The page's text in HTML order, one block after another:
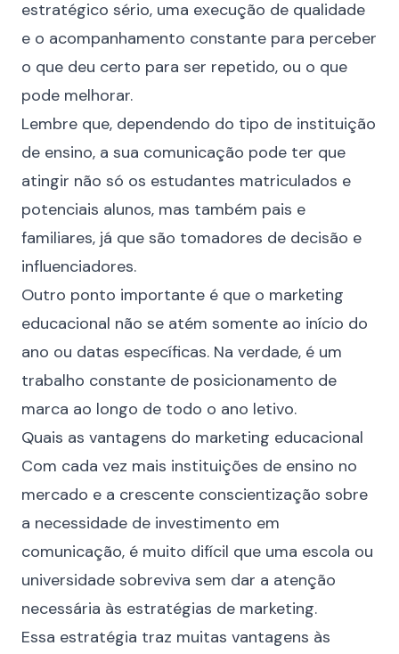
estratégico sério, uma execução de qualidade
e o acompanhamento constante para perceber
o que deu certo para ser repetido, ou o que
pode melhorar.
Lembre que, dependendo do tipo de instituição
de ensino, a sua comunicação pode ter que
atingir não só os estudantes matriculados e
potenciais alunos, mas também pais e
familiares, já que são tomadores de decisão e
influenciadores.
Outro ponto importante é que o marketing
educacional não se atém somente ao início do
ano ou datas específicas. Na verdade, é um
trabalho constante de posicionamento de
marca ao longo de todo o ano letivo.
Quais as vantagens do marketing educacional
Com cada vez mais instituições de ensino no
mercado e a crescente conscientização sobre
a necessidade de investimento em
comunicação, é muito difícil que uma escola ou
universidade sobreviva sem dar a atenção
necessária às estratégias de marketing.
Essa estratégia traz muitas vantagens às